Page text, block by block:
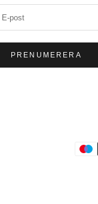
PRENUMERERA